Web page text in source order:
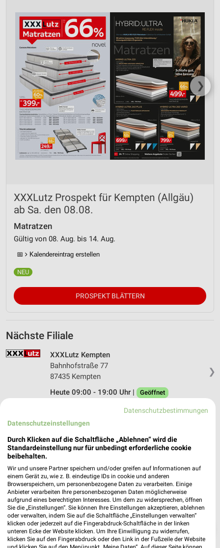
❯
XXXLutz Prospekt für Kempten (Allgäu)
ab Sa. den 08.08.
Matratzen
Gültig von 08. Aug. bis 14. Aug.
📅 Kalendereintrag erstellen
PROSPEKT BLÄTTERN
Nächste Filiale
❯
XXXLutz Kempten
Bahnhofstraße 77
87435 Kempten
Heute 09:00 - 19:00 Uhr |
Geöffnet
578,31 km • Angebote: 17 Prospekte
Datenschutzbestimmungen
Datenschutzeinstellungen
Durch Klicken auf die Schaltfläche „Ablehnen“ wird die
Standardeinstellung nur für unbedingt erforderliche cookie
beibehalten.
Wir und unsere Partner speichern und/oder greifen auf Informationen auf
einem Gerät zu, wie z. B. eindeutige IDs in cookie und anderen
Browserspeichern, um personenbezogene Daten zu verarbeiten. Einige
Anbieter verarbeiten Ihre personenbezogenen Daten möglicherweise
aufgrund eines berechtigten Interesses. Um dem zu widersprechen, öffnen
Sie die „Einstellungen“. Sie können Ihre Einstellungen akzeptieren, ablehnen
oder verwalten, indem Sie auf die Schaltfläche „Einstellungen verwalten“
klicken oder jederzeit auf die Fingerabdruck-Schaltfläche in der linken
unteren Ecke der Website klicken. Um Ihre Einwilligung zu widerrufen,
klicken Sie auf den Fingerabdruck oder den Link in der Fußzeile der Website